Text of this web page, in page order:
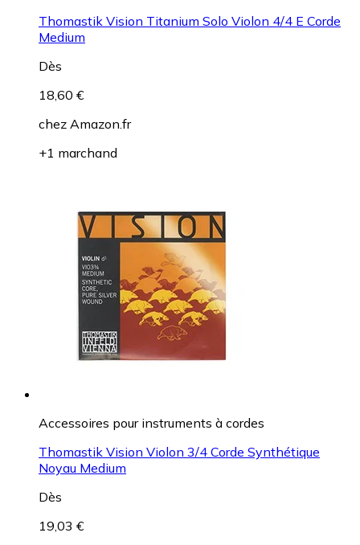
Thomastik Vision Titanium Solo Violon 4/4 E Corde
Medium
Dès
18,60 €
chez Amazon.fr
+1 marchand
Accessoires pour instruments à cordes
Thomastik Vision Violon 3/4 Corde Synthétique
Noyau Medium
Dès
19,03 €